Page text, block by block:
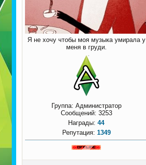
Я не хочу чтобы моя музыка умирала у
меня в груди.
Группа: Администратор
Сообщений: 3253
Награды: 44
Репутация: 1349